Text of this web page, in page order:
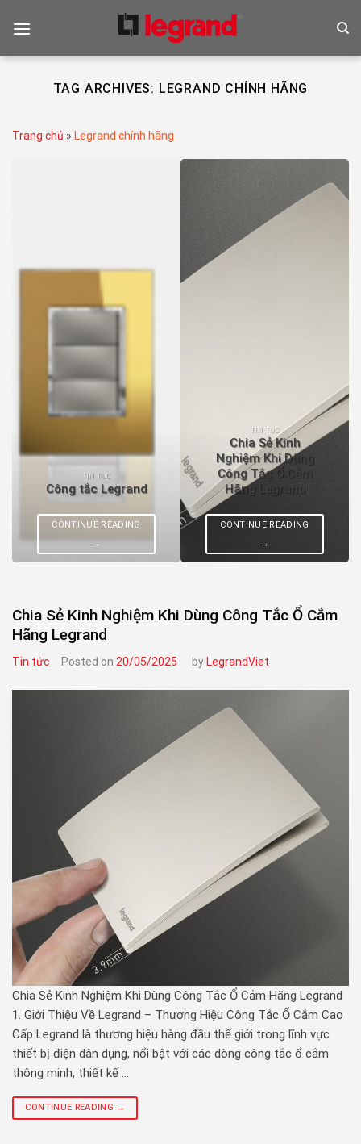
TAG ARCHIVES: LEGRAND CHÍNH HÃNG
Trang chủ » Legrand chính hãng
TIN TỨC
Công tắc Legrand
→
TIN TỨC
Chia Sẻ Kinh
Nghiệm Khi Dùng
Công Tắc Ổ Cắm
Hãng Legrand
→
Chia Sẻ Kinh Nghiệm Khi Dùng Công Tắc Ổ Cắm
Hãng Legrand
Tin tức Posted on 20/05/2025 by LegrandViet
Chia Sẻ Kinh Nghiệm Khi Dùng Công Tắc Ổ Cắm Hãng Legrand
1. Giới Thiệu Về Legrand – Thương Hiệu Công Tắc Ổ Cắm Cao
Cấp Legrand là thương hiệu hàng đầu thế giới trong lĩnh vực
thiết bị điện dân dụng, nổi bật với các dòng công tắc ổ cắm
thông minh, thiết kế …
CONTINUE READING →